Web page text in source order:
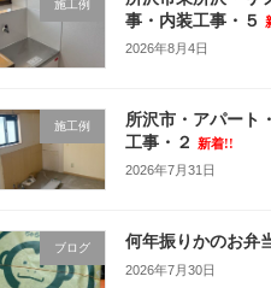
施工例
事・内装工事・５
2026年8月4日
施工例
所沢市・アパート
工事・２
新着!!
2026年7月31日
ブログ 何年振りかのお弁
2026年7月30日